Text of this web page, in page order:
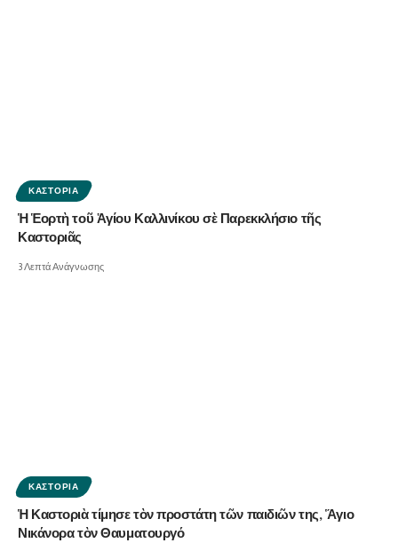
ΚΑΣΤΟΡΙΆ
Ἡ Ἑορτὴ τοῦ Ἁγίου Καλλινίκου σὲ Παρεκκλήσιο τῆς
Καστοριᾶς
3 Λεπτά Ανάγνωσης
ΚΑΣΤΟΡΙΆ
Ἡ Καστοριὰ τίμησε τὸν προστάτη τῶν παιδιῶν της, Ἅγιο
Νικάνορα τὸν Θαυματουργό